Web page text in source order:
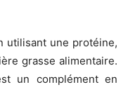
utilisant une protéine,
grasse alimentaire.
un complément en